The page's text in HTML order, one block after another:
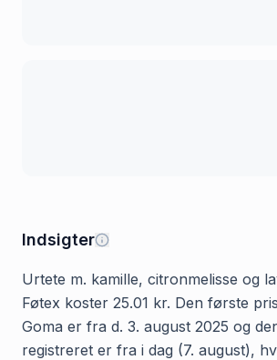
Indsigter
Urtete m. kamille, citronmelisse og
Føtex koster 25.01 kr. Den første
Goma er fra d. 3. august 2025 og
registreret er fra i dag (7. august),